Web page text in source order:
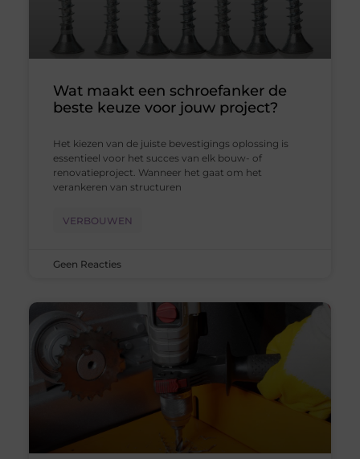
Wat maakt een schroefanker de
beste keuze voor jouw project?
Het kiezen van de juiste bevestigings oplossing is
essentieel voor het succes van elk bouw- of
renovatieproject. Wanneer het gaat om het
verankeren van structuren
VERBOUWEN
Geen Reacties